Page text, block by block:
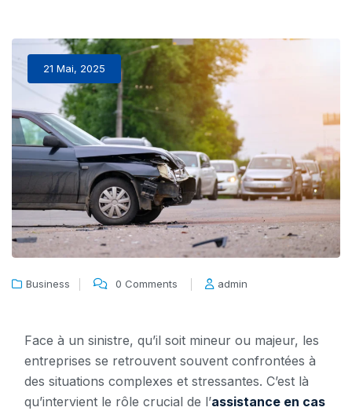
21 Mai, 2025
Business 0 Comments admin
Face à un sinistre, qu’il soit mineur ou majeur, les
entreprises se retrouvent souvent confrontées à
des situations complexes et stressantes. C’est là
qu’intervient le rôle crucial de l’assistance en cas